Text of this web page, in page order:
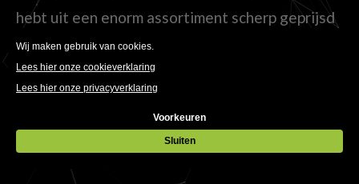
hebt uit een enorm assortiment scherp geprijsd
meubilair dat bovendien razendsnel geleverd
kan worden, is voor ons niet meer dan normaal.
Samen maken we uw zaak tot een beleving.